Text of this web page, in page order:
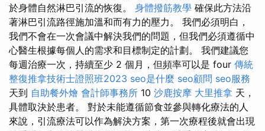
於身體自然淋巴引流的恢復。 身體撥筋教學 確保此方法沿
著淋巴引流路徑施加溫和而有力的壓力。 我們必須明白，
我們不會在一次會議中解決我們的問題，但我們必須遵循中
心醫生根據每個人的需求和目標制定的計劃。 我們建議您
每週治療一次，持續至少 2 個月，但頻率可以是 four 傳統
整復推拿技術士證照班2023 seo是什麼 seo顧問 seo服務
天到 自助餐外燴 會計師事務所 10 沙鹿按摩 大里推拿 天，
具體取決於患者。 對於未能遵循節食並參與轉化療法的人
來說，引流療法可以作為解決方案，第一次療程後就會出現